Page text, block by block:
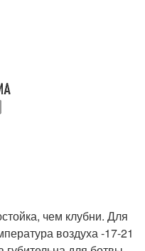
чем клубни. Для
воздуха -17-21